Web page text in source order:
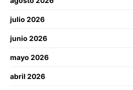
julio 2026
junio 2026
mayo 2026
abril 2026